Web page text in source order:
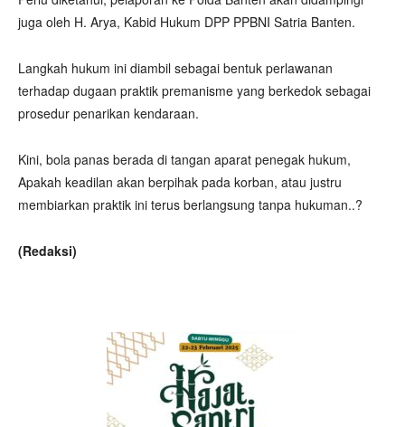
juga oleh H. Arya, Kabid Hukum DPP PPBNI Satria Banten.
Langkah hukum ini diambil sebagai bentuk perlawanan
terhadap dugaan praktik premanisme yang berkedok sebagai
prosedur penarikan kendaraan.
Kini, bola panas berada di tangan aparat penegak hukum,
Apakah keadilan akan berpihak pada korban, atau justru
membiarkan praktik ini terus berlangsung tanpa hukuman..?
(Redaksi)